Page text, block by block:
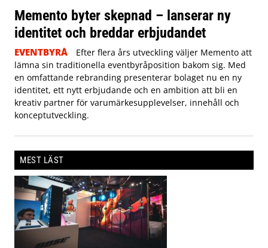
Memento byter skepnad – lanserar ny
identitet och breddar erbjudandet
EVENTBYRÅ
Efter flera års utveckling väljer Memento att
lämna sin traditionella eventbyråposition bakom sig. Med
en omfattande rebranding presenterar bolaget nu en ny
identitet, ett nytt erbjudande och en ambition att bli en
kreativ partner för varumärkesupplevelser, innehåll och
konceptutveckling.
MEST LÄST